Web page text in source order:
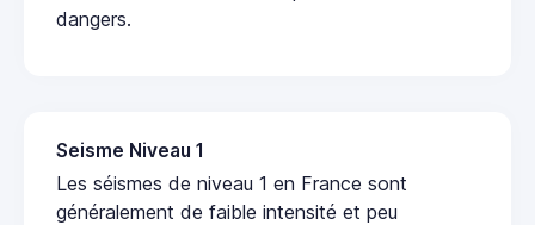
dangers.
Seisme Niveau 1
Les séismes de niveau 1 en France sont
généralement de faible intensité et peu